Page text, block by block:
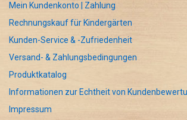
Mein Kundenkonto | Zahlung
Rechnungskauf für Kindergärten
Kunden-Service & -Zufriedenheit
Versand- & Zahlungsbedingungen
Produktkatalog
Informationen zur Echtheit von
Impressum